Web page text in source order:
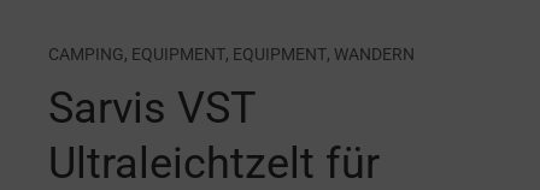
CAMPING, EQUIPMENT, EQUIPMENT, WANDERN
Sarvis VST
Ultraleichtzelt für